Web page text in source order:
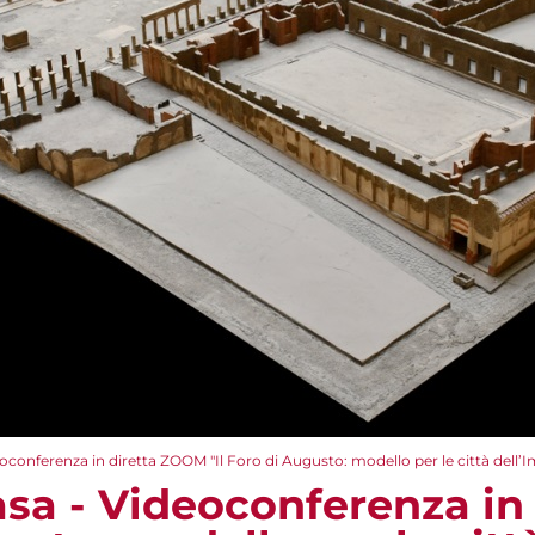
in diretta ZOOM​ "Il Foro di Augusto: modello per le città
- Videoconferenza